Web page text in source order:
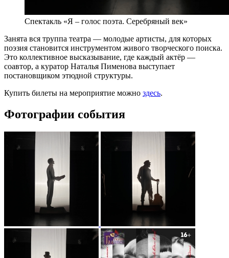
Спектакль «Я – голос поэта. Серебряный век»
Занята вся труппа театра — молодые артисты, для которых
поэзия становится инструментом живого творческого поиска.
Это коллективное высказывание, где каждый актёр —
соавтор, а куратор Наталья Пименова выступает
постановщиком этюдной структуры.
Купить билеты на мероприятие можно здесь.
Фотографии события